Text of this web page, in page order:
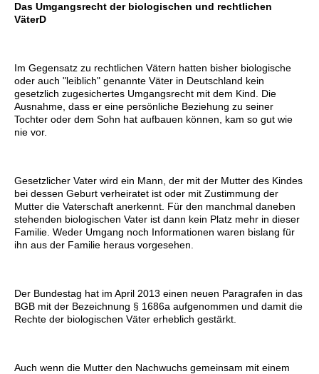
Das Umgangsrecht der biologischen und rechtlichen
VäterD
Im Gegensatz zu rechtlichen Vätern hatten bisher biologische
oder auch "leiblich" genannte Väter in Deutschland kein
gesetzlich zugesichertes Umgangsrecht mit dem Kind. Die
Ausnahme, dass er eine persönliche Beziehung zu seiner
Tochter oder dem Sohn hat aufbauen können, kam so gut wie
nie vor.
Gesetzlicher Vater wird ein Mann, der mit der Mutter des Kindes
bei dessen Geburt verheiratet ist oder mit Zustimmung der
Mutter die Vaterschaft anerkennt. Für den manchmal daneben
stehenden biologischen Vater ist dann kein Platz mehr in dieser
Familie. Weder Umgang noch Informationen waren bislang für
ihn aus der Familie heraus vorgesehen.
Der Bundestag hat im April 2013 einen neuen Paragrafen in das
BGB mit der Bezeichnung § 1686a aufgenommen und damit die
Rechte der biologischen Väter erheblich gestärkt.
Auch wenn die Mutter den Nachwuchs gemeinsam mit einem